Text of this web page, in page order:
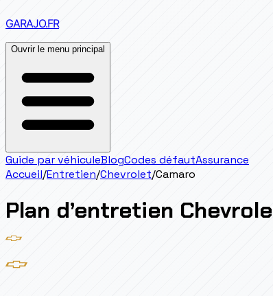
GARAJO.FR
Ouvrir le menu principal
Guide par véhiculeBlogCodes défautAssurance
Accueil/Entretien/Chevrolet/Camaro
Plan d’entretien